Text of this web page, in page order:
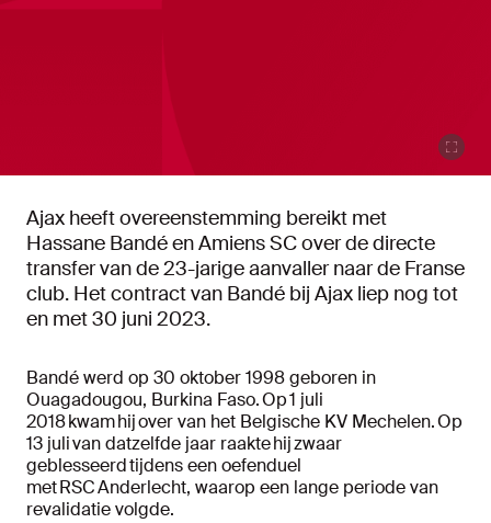
Ajax heeft overeenstemming bereikt met
Hassane Bandé en Amiens SC over de directe
transfer van de 23-jarige aanvaller naar de Franse
club. Het contract van Bandé bij Ajax liep nog tot
en met 30 juni 2023.
Bandé werd op 30 oktober 1998 geboren in
Ouagadougou, Burkina Faso. Op 1 juli
2018 kwam hij over van het Belgische KV Mechelen. Op
13 juli van datzelfde jaar raakte hij zwaar
geblesseerd tijdens een oefenduel
met RSC Anderlecht, waarop een lange periode van
revalidatie volgde.